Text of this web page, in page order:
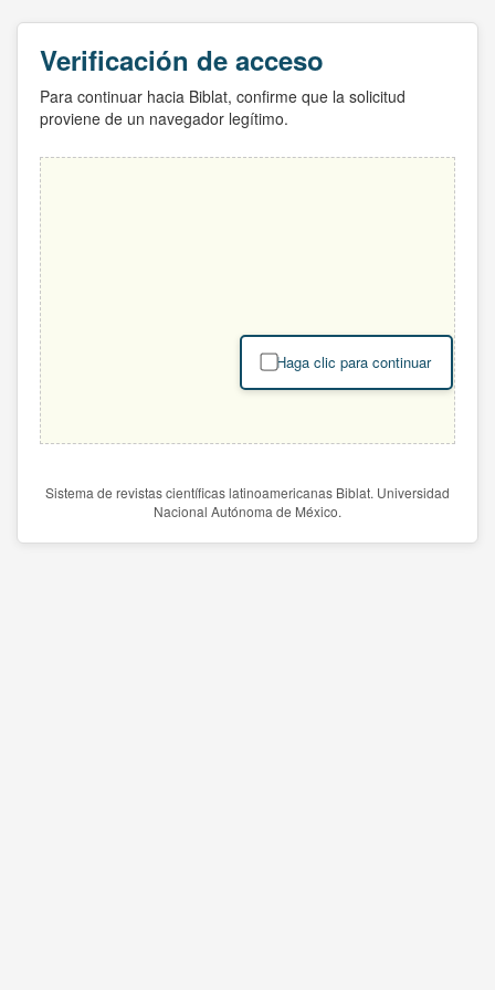
Verificación de acceso
Para continuar hacia Biblat, confirme que la solicitud
proviene de un navegador legítimo.
Haga clic para continuar
Sistema de revistas científicas latinoamericanas Biblat. Universidad
Nacional Autónoma de México.